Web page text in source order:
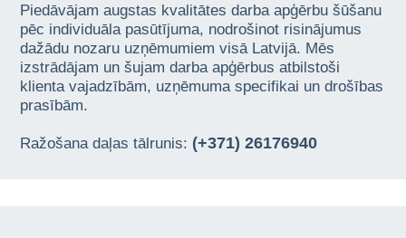
Piedāvājam augstas kvalitātes darba apģērbu šūšanu
pēc individuāla pasūtījuma, nodrošinot risinājumus
dažādu nozaru uzņēmumiem visā Latvijā. Mēs
izstrādājam un šujam darba apģērbus atbilstoši
klienta vajadzībām, uzņēmuma specifikai un drošības
prasībām.
Ražošana daļas tālrunis: (+371) 26176940